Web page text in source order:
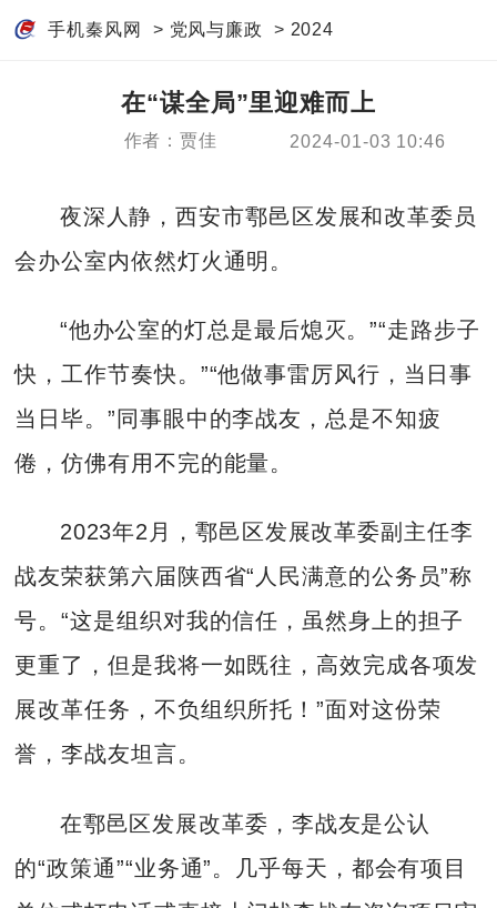
手机秦风网 > 党风与廉政 > 2024
在“谋全局”里迎难而上
作者：贾佳 2024-01-03 10:46
夜深人静，西安市鄠邑区发展和改革委员
会办公室内依然灯火通明。
“他办公室的灯总是最后熄灭。”“走路步子
快，工作节奏快。”“他做事雷厉风行，当日事
当日毕。”同事眼中的李战友，总是不知疲
倦，仿佛有用不完的能量。
2023年2月，鄠邑区发展改革委副主任李
战友荣获第六届陕西省“人民满意的公务员”称
号。“这是组织对我的信任，虽然身上的担子
更重了，但是我将一如既往，高效完成各项发
展改革任务，不负组织所托！”面对这份荣
誉，李战友坦言。
在鄠邑区发展改革委，李战友是公认
的“政策通”“业务通”。几乎每天，都会有项目